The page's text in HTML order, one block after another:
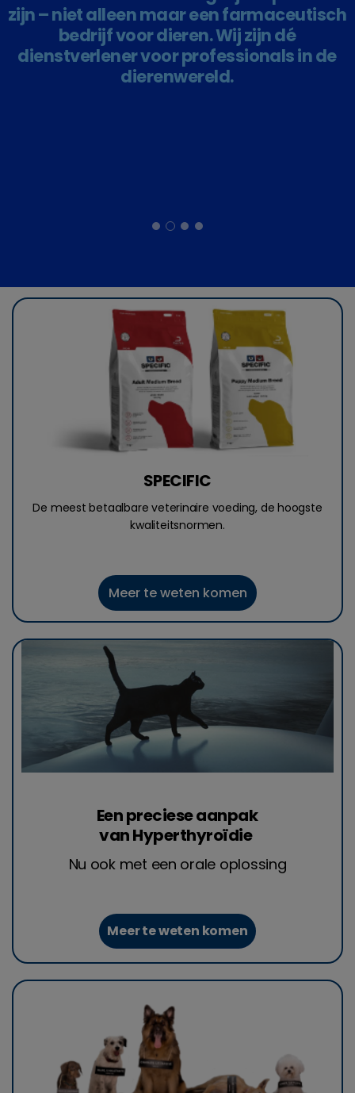
eerste plaats. Daarom zetten wij hen op de
eerste plaats.
SPECIFIC
De meest betaalbare veterinaire voeding, de hoogste
kwaliteitsnormen.
Meer te weten komen
Een preciese aanpak
van Hyperthyroïdie
Nu ook met een orale oplossing
Meer te weten komen